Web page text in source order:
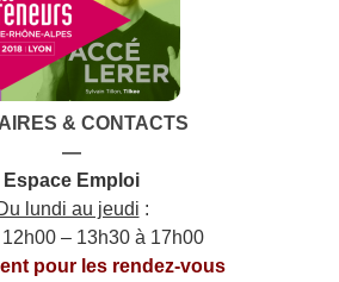
& CONTACTS
—
Espace Emploi
lundi au jeudi :
– 13h30 à 17h00
pour les rendez-vous